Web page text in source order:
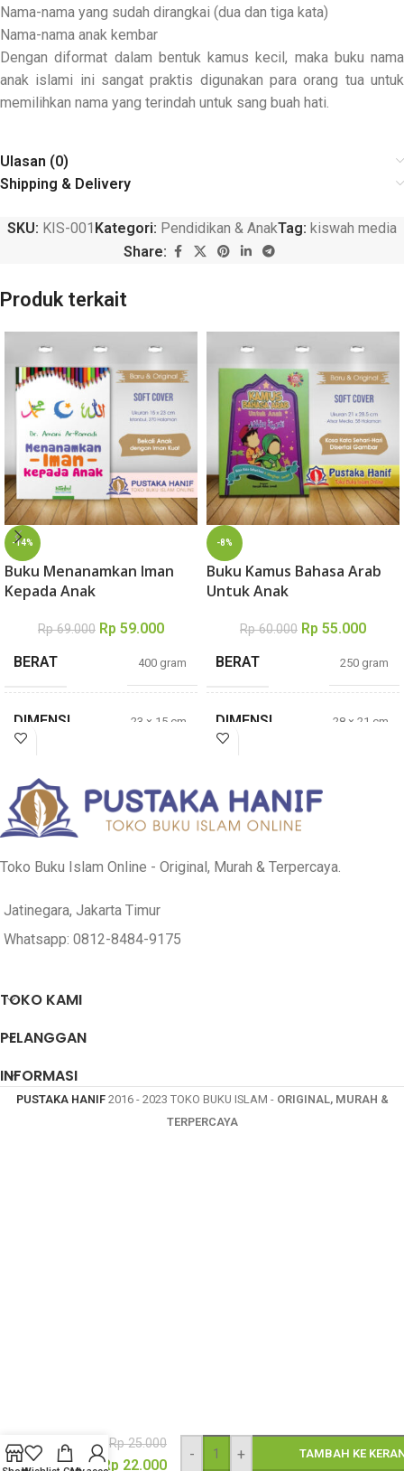
Nama-nama yang sudah dirangkai (dua dan tiga kata)
Nama-nama anak kembar
Dengan diformat dalam bentuk kamus kecil, maka buku nama
anak islami ini sangat praktis digunakan para orang tua untuk
memilihkan nama yang terindah untuk sang buah hati.
Ulasan (0)
Shipping & Delivery
SKU: KIS-001 Kategori: Pendidikan & AnakTag: kiswah media
Share:
Produk terkait
-14%
Buku Menanamkan Iman
Kepada Anak
Rp69.000 Rp 59.000
BERAT 400 gram
DIMENSI 23 × 15 cm
TEBAL
PENULIS
-8%
Buku Kamus Bahasa Arab
Untuk Anak
Rp60.000 Rp 55.000
BERAT 250 gram
DIMENSI 28 × 21 cm
Toko Buku Islam Online - Original, Murah & Terpercaya.
Jatinegara, Jakarta Timur
Whatsapp: 0812-8484-9175
TOKO KAMI
PELANGGAN
INFORMASI
PUSTAKA HANIF 2016 - 2023 TOKO BUKU ISLAM - ORIGINAL, MURAH &
TERPERCAYA
Anak
Islami
Rp25.000
Rp 22.000
- + TAMBAH KE